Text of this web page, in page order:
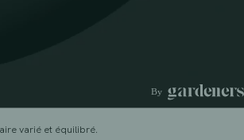
varié et équilibré.